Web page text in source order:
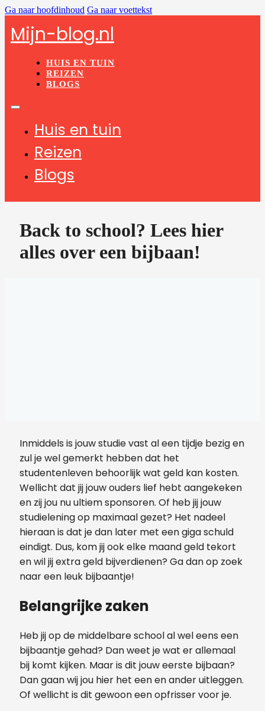
Ga naar hoofdinhoud Ga naar voettekst
Mijn-blog.nl
HUIS EN TUIN
REIZEN
BLOGS
Huis en tuin
Reizen
Blogs
Back to school? Lees hier
alles over een bijbaan!
Inmiddels is jouw studie vast al een tijdje bezig en
zul je wel gemerkt hebben dat het
studentenleven behoorlijk wat geld kan kosten.
Wellicht dat jij jouw ouders lief hebt aangekeken
en zij jou nu ultiem sponsoren. Of heb jij jouw
studielening op maximaal gezet? Het nadeel
hieraan is dat je dan later met een giga schuld
eindigt. Dus, kom jij ook elke maand geld tekort
en wil jij extra geld bijverdienen? Ga dan op zoek
naar een leuk bijbaantje!
Belangrijke zaken
Heb jij op de middelbare school al wel eens een
bijbaantje gehad? Dan weet je wat er allemaal
bij komt kijken. Maar is dit jouw eerste bijbaan?
Dan gaan wij jou hier het een en ander uitleggen.
Of wellicht is dit gewoon een opfrisser voor je.